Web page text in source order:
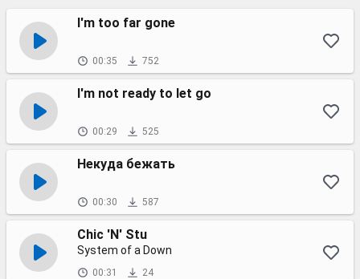
I'm too far gone
00:35 752
I'm not ready to let go
00:29 525
Некуда бежать
00:30 587
Chic 'N' Stu
System of a Down
00:31 24